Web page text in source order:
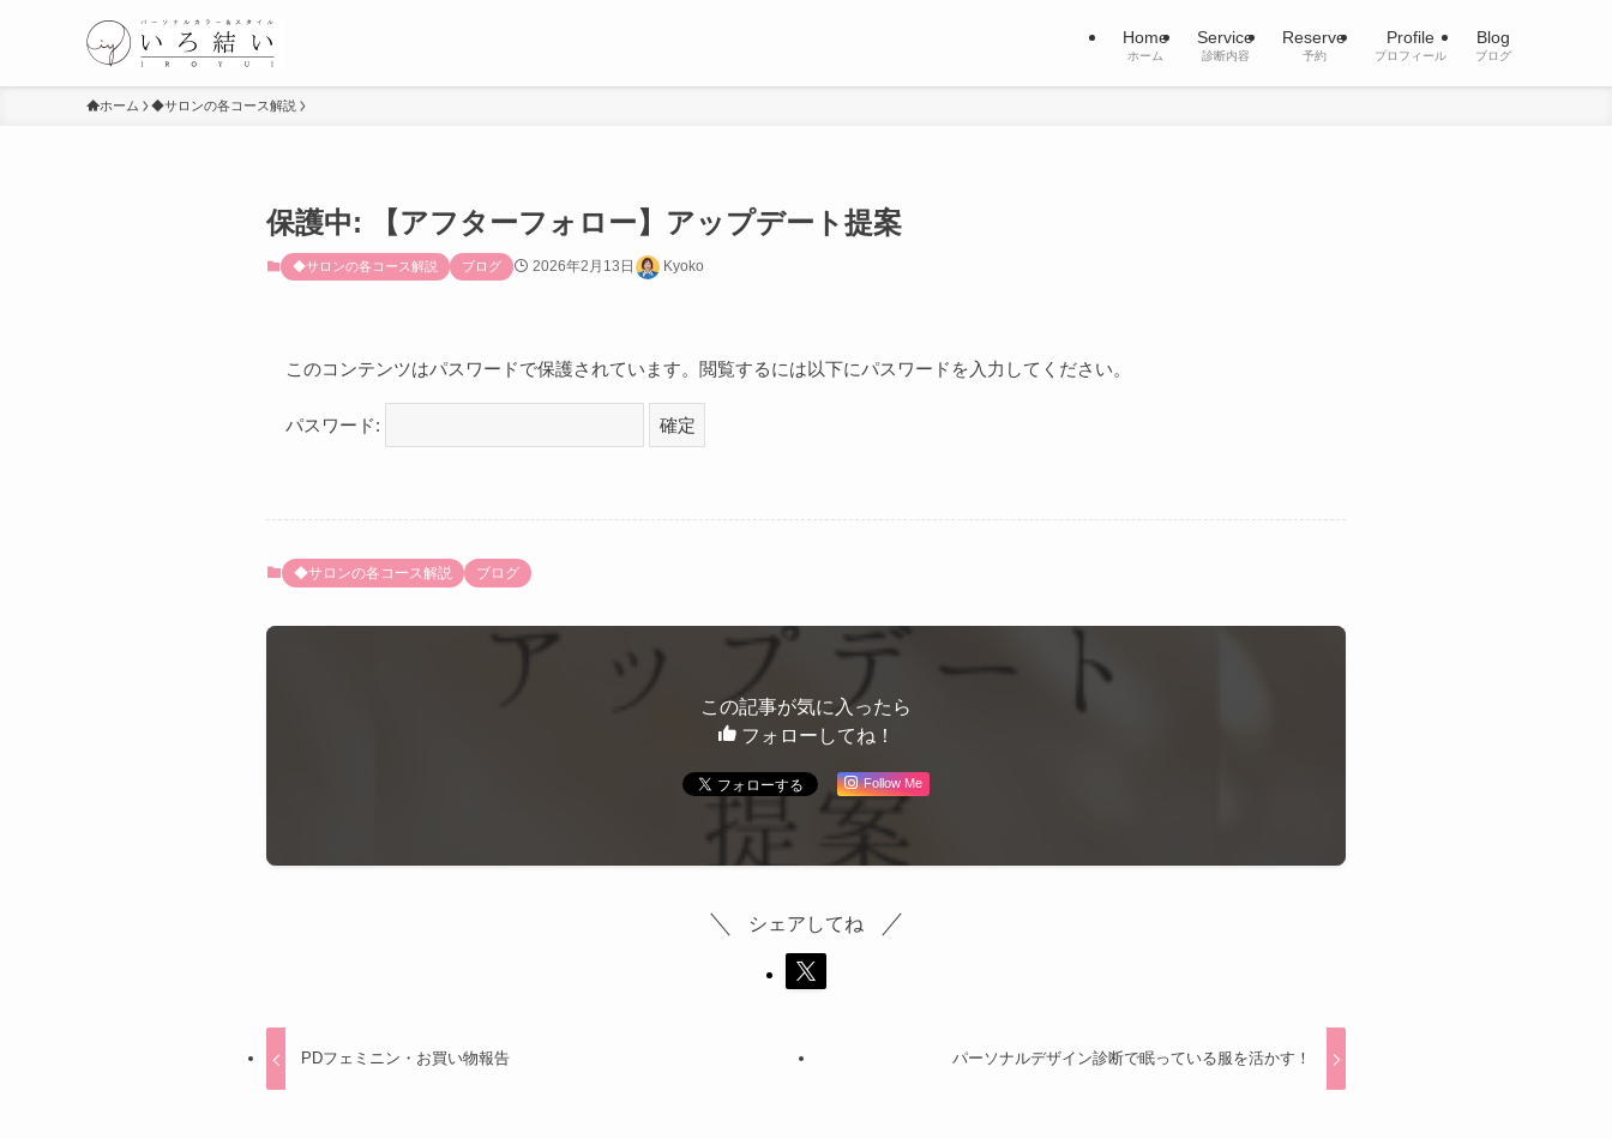
Home
ホーム
Service
診断内容
Reserve
予約
Profile
プロフィール
Blog
ブログ
ホーム ◆サロンの各コース解説
保護中: 【アフターフォロー】アップデート提案
◆サロンの各コース解説 ブログ 2026年2月13日 Kyoko
このコンテンツはパスワードで保護されています。閲覧するには以下にパスワードを入力してください。
パスワード:
◆サロンの各コース解説 ブログ
この記事が気に入ったら
フォローしてね！
Follow Me
シェアしてね
PDフェミニン・お買い物報告 パーソナルデザイン診断で眠っている服を活かす！